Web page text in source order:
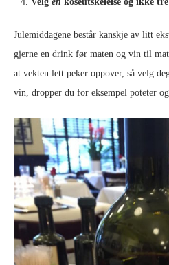
Julemiddagene består kanskje av litt
gjerne en drink før maten og vin til
at vekten lett peker oppover, så velg
vin, dropper du for eksempel poteter og